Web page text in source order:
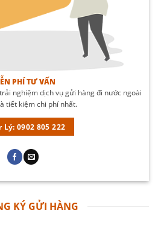
PHÍ TƯ VẤN
nghiệm dịch vụ gửi hàng đi nước ngoài
tiết kiệm chi phí nhất.
Lý: 0902 805 222
KÝ GỬI HÀNG